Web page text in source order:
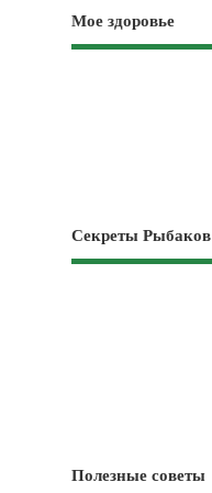
Мое здоровье
Секреты Рыбаков
Полезные советы